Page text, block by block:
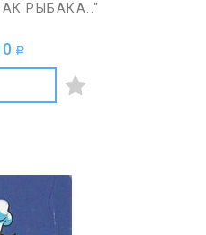
РЫБАКА.."
a